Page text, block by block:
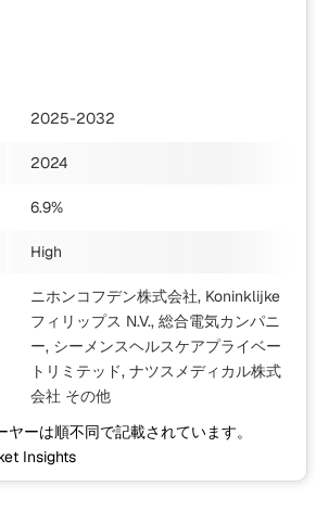
2025-2032
2024
6.9%
High
ニホンコフデン株式会社, Koninklijke
フィリップス N.V., 総合電気カンパニ
ー, シーメンスヘルスケアプライベー
トリミテッド, ナツスメディカル株式
会社 その他
ーは順不同で記載されています。
Insights